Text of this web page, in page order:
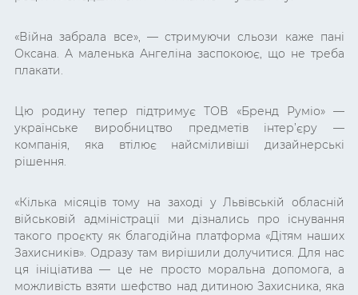
«Війна забрала все», — стримуючи сльози каже пані
Оксана. А маленька Ангеліна заспокоює, що не треба
плакати.
Цю родину тепер підтримує ТОВ «Бренд Руміо» —
українське виробництво предметів інтер’єру —
компанія, яка втілює найсміливіші дизайнерські
рішення.
«Кілька місяців тому на заході у Львівській обласній
військовій адміністрації ми дізнались про існування
такого проєкту як благодійна платформа «Дітям наших
Захисників». Одразу там вирішили долучитися. Для нас
ця ініціатива — це не просто моральна допомога, а
можливість взяти шефство над дитиною Захисника, яка